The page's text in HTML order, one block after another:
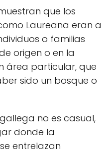
que los
Laureana eran a
o familias
origen o en la
área particular, que
sido un bosque o
no es casual,
donde la
entrelazan